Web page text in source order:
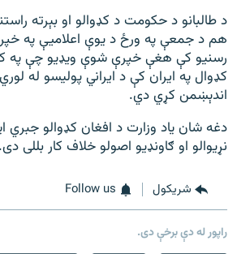
د طالبانو د حکومت د کډوالو او بېرته
هم د جمعې په ورځ د یوې اعلامیې په
رسنيو کې هغې خپرې شوې ويډيو چې په
کډوال په ايران کې د ايراني پوليسو له
اندېښمن کړي دي.
دغه شان یاد وزارت د افغان کډوالو جبري
نړیوالو او ګاونډیو اصولو خلاف کار بللى دی.
شريکول Follow us
راپور له دې برخې دی.